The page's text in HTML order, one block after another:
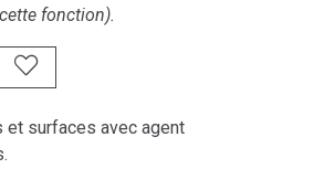
fonction).
et surfaces avec agent